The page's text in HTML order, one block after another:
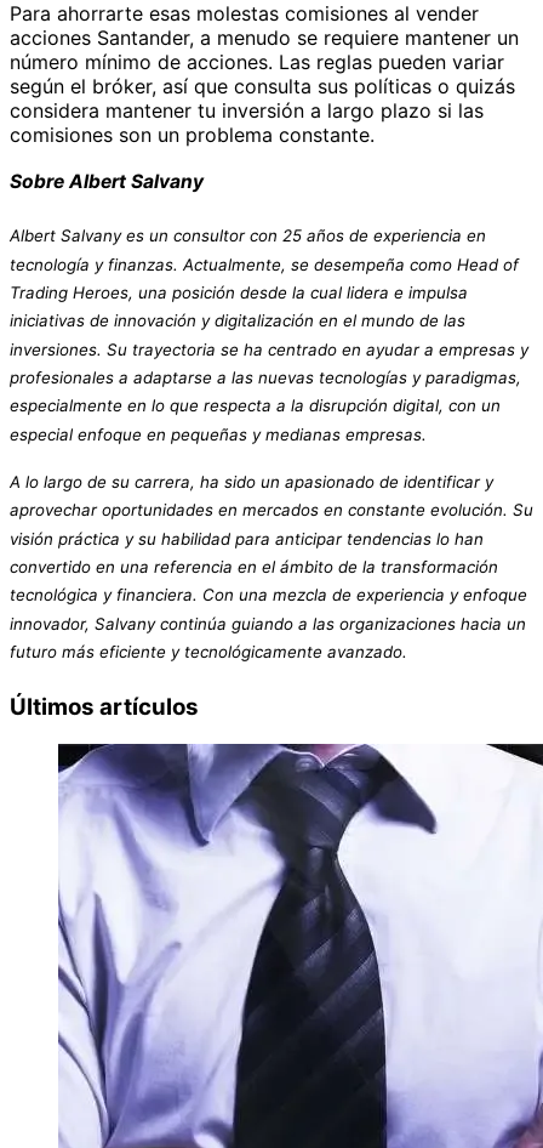
Para ahorrarte esas molestas comisiones al vender
acciones Santander, a menudo se requiere mantener un
número mínimo de acciones. Las reglas pueden variar
según el bróker, así que consulta sus políticas o quizás
considera mantener tu inversión a largo plazo si las
comisiones son un problema constante.
Sobre Albert Salvany
Albert Salvany es un consultor con 25 años de experiencia en
tecnología y finanzas. Actualmente, se desempeña como Head of
Trading Heroes, una posición desde la cual lidera e impulsa
iniciativas de innovación y digitalización en el mundo de las
inversiones. Su trayectoria se ha centrado en ayudar a empresas y
profesionales a adaptarse a las nuevas tecnologías y paradigmas,
especialmente en lo que respecta a la disrupción digital, con un
especial enfoque en pequeñas y medianas empresas.
A lo largo de su carrera, ha sido un apasionado de identificar y
aprovechar oportunidades en mercados en constante evolución. Su
visión práctica y su habilidad para anticipar tendencias lo han
convertido en una referencia en el ámbito de la transformación
tecnológica y financiera. Con una mezcla de experiencia y enfoque
innovador, Salvany continúa guiando a las organizaciones hacia un
futuro más eficiente y tecnológicamente avanzado.
Últimos artículos